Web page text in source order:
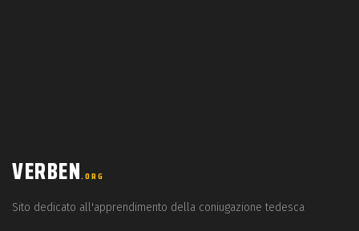
VERBEN.ORG
Sito dedicato all'apprendimento della coniugazione tedesca